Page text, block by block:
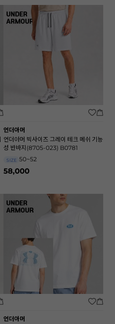
언더아머
언더아머 빅사이즈 그레이 테크 메쉬 기능
성 반바지(8705-023) B0781
SIZE 50~52
58,000
언더아머